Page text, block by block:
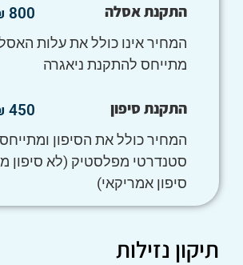
התקנת אסלה 800 ₪ - 500 ₪
המחיר אינו כולל את עלות
מתייחס להתקנת ניאגרה
התקנת סיפון 450 ₪ - 320 ₪
המחיר כולל את הסיפון ומתייחס
סטנדרטי מפלסטיק (לא סיפון
סיפון אמריקאי)
תיקון נזילות